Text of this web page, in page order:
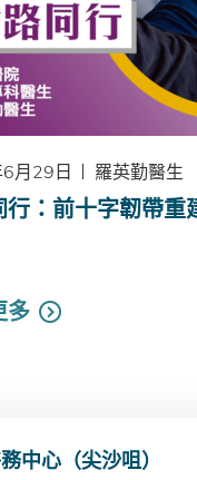
月29日 羅英勤醫生
行：前十字韌帶重
多
中心（尖沙咀）